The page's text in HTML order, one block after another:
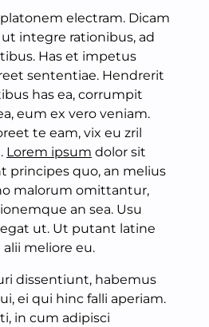
electram. Dicam
integre rationibus, ad
Has et impetus
sententiae. Hendrerit
has ea, corrumpit
eum ex vero veniam.
te eam, vix eu zril
Lorem ipsum dolor sit
principes quo, an melius
malorum omittantur,
an sea. Usu
ut. Ut putant latine
meliore eu.
dissentiunt, habemus
ei qui hinc falli aperiam.
in cum adipisci